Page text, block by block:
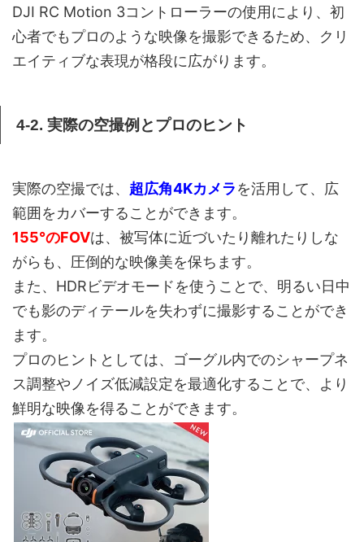
DJI RC Motion 3コントローラーの使用により、初
心者でもプロのような映像を撮影できるため、クリ
エイティブな表現が格段に広がります。
4-2. 実際の空撮例とプロのヒント
実際の空撮では、 超広角4Kカメラを活用して、広
範囲をカバーすることができます。
155°のFOVは、被写体に近づいたり離れたりしな
がらも、圧倒的な映像美を保ちます。
また、HDRビデオモードを使うことで、明るい日中
でも影のディテールを失わずに撮影することができ
ます。
プロのヒントとしては、ゴーグル内でのシャープネ
ス調整やノイズ低減設定を最適化することで、より
鮮明な映像を得ることができます。